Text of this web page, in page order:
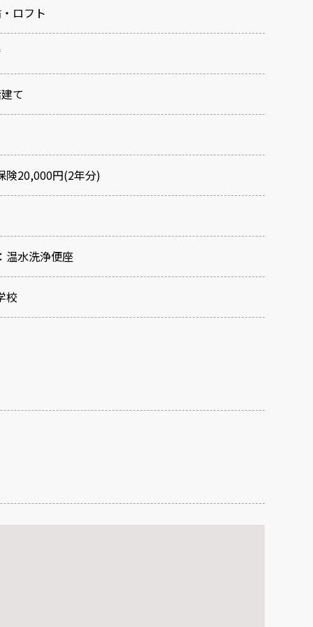
ロフト
て
険20,000円(2年分)
温水洗浄便座
校